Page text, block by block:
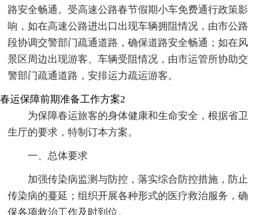
路安全畅通。受高速公路春节假期小车免费通行政策影
响，如在高速公路进出口出现车辆拥阻情况，由市公路
段协调交警部门疏通道路，确保道路安全畅通；如在风
景区周边出现游客、车辆受阻情况，由市运管所协助交
警部门疏通道路，安排运力疏运游客。
春运保障前期准备工作方案2
为保障春运旅客的身体健康和生命安全，根据省卫
生厅的要求，特制订本方案。
一、总体要求
加强传染病监测与防控，落实综合防控措施，防止
传染病的蔓延；组织开展各种形式的医疗救治服务，确
保各项救治工作及时到位。